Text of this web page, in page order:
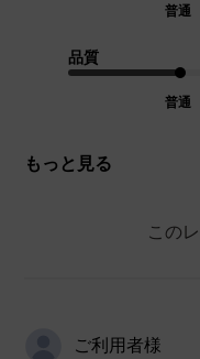
普通
品質
普通
もっと見る
この
ご利用者様